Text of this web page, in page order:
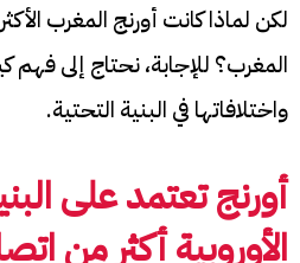
لكن لماذا كانت أورنج المغرب
المغرب؟ للإجابة، نحتاج إلى
واختلافاتها في البنية التحتية.
أورنج تعتمد على
الأوروبية أكثر من